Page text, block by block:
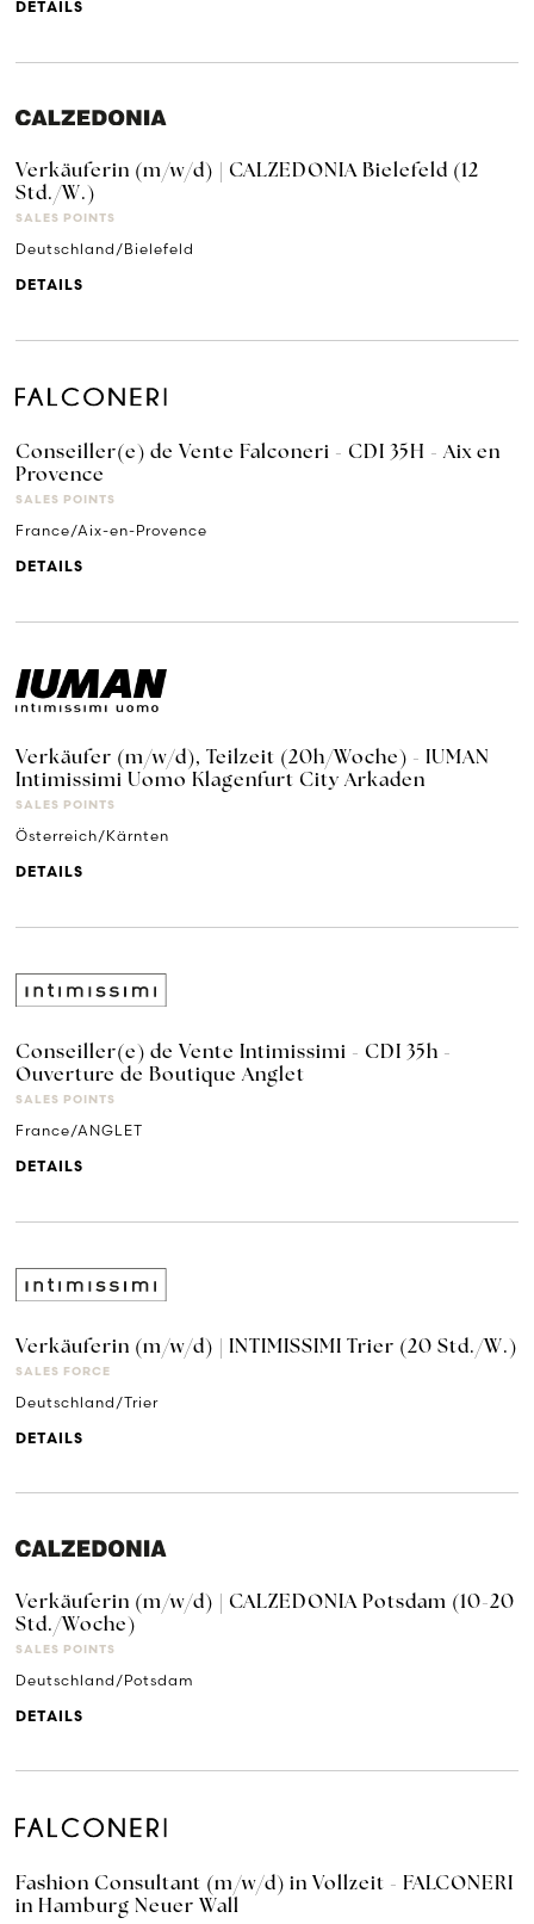
DETAILS
Verkäuferin (m/w/d) | CALZEDONIA Bielefeld (12
Std./W.)
SALES POINTS
Deutschland/Bielefeld
DETAILS
Conseiller(e) de Vente Falconeri - CDI 35H - Aix en
Provence
SALES POINTS
France/Aix-en-Provence
DETAILS
Verkäufer (m/w/d), Teilzeit (20h/Woche) - IUMAN
Intimissimi Uomo Klagenfurt City Arkaden
SALES POINTS
Österreich/Kärnten
DETAILS
Conseiller(e) de Vente Intimissimi - CDI 35h -
Ouverture de Boutique Anglet
SALES POINTS
France/ANGLET
DETAILS
Verkäuferin (m/w/d) | INTIMISSIMI Trier (20 Std./W.)
SALES FORCE
Deutschland/Trier
DETAILS
Verkäuferin (m/w/d) | CALZEDONIA Potsdam (10-20
Std./Woche)
SALES POINTS
Deutschland/Potsdam
DETAILS
Fashion Consultant (m/w/d) in Vollzeit - FALCONERI
in Hamburg Neuer Wall